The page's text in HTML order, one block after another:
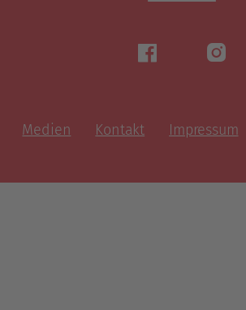
Medien Kontakt Impressum